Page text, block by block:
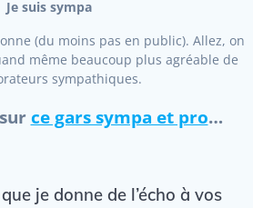
Je suis sympa
(du moins pas en public). Allez, on
même beaucoup plus agréable de
sympathiques.
ce gars sympa et pro…
je donne de l’écho à vos